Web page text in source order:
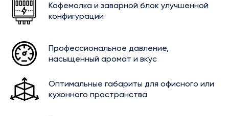
Кофемолка и заварной блок улучшенной
конфигурации
Профессиональное давление,
насыщенный аромат и вкус
Оптимальные габариты для офисного или
кухонного пространства